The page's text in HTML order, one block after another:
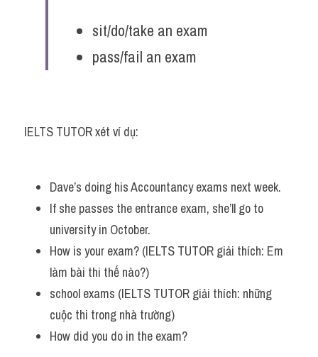
sit/do/take an exam
pass/fail an exam
IELTS TUTOR xét ví dụ:
Dave’s doing his Accountancy exams next week.
If she passes the entrance exam, she’ll go to
university in October.
How is your exam? (IELTS TUTOR giải thích: Em
làm bài thi thế nào?)
school exams (IELTS TUTOR giải thích: những
cuộc thi trong nhà trường)
How did you do in the exam?